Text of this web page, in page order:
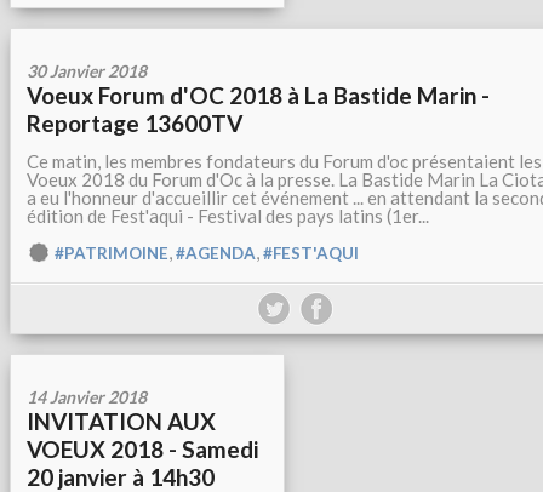
30 Janvier 2018
Voeux Forum d'OC 2018 à La Bastide Marin -
Reportage 13600TV
Ce matin, les membres fondateurs du Forum d'oc présentaient les
Voeux 2018 du Forum d'Oc à la presse. La Bastide Marin La
a eu l'honneur d'accueillir cet événement ... en attendant la
édition de Fest'aqui - Festival des pays latins (1er...
#PATRIMOINE,#AGENDA,#FEST'AQUI
14 Janvier 2018
INVITATION AUX
VOEUX 2018 - Samedi
20 janvier à 14h30